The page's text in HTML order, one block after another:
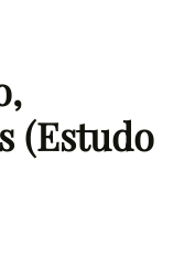
(Estudo